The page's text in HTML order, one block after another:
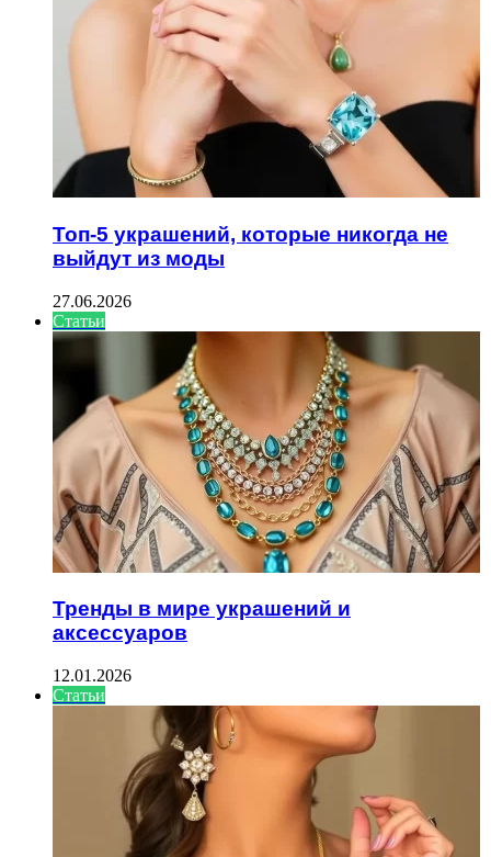
Топ-5 украшений, которые никогда не
выйдут из моды
27.06.2026
Статьи
Тренды в мире украшений и
аксессуаров
12.01.2026
Статьи